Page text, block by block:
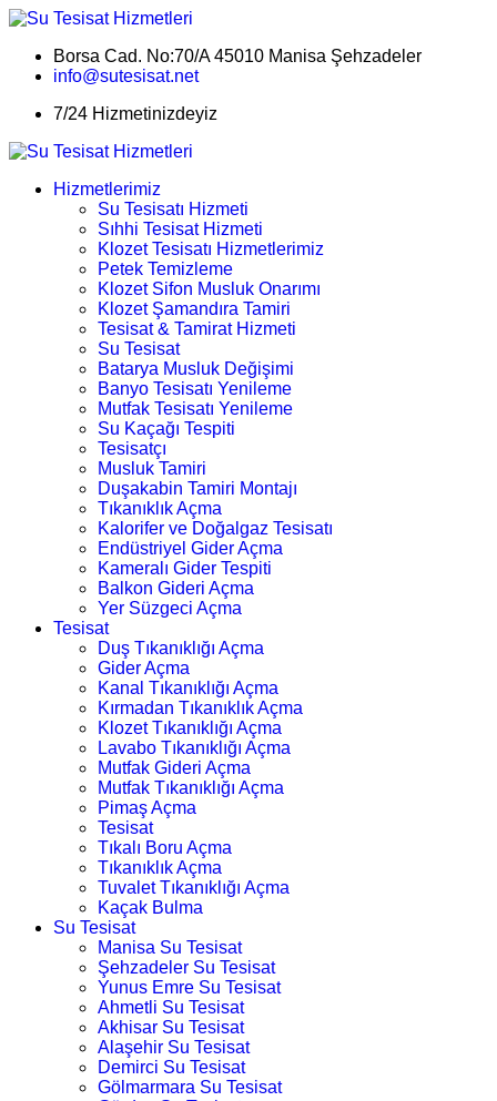
Borsa Cad. No:70/A 45010 Manisa Şehzadeler
info@sutesisat.net
7/24 Hizmetinizdeyiz
Hizmetlerimiz
Su Tesisatı Hizmeti
Sıhhi Tesisat Hizmeti
Klozet Tesisatı Hizmetlerimiz
Petek Temizleme
Klozet Sifon Musluk Onarımı
Klozet Şamandıra Tamiri
Tesisat & Tamirat Hizmeti
Su Tesisat
Batarya Musluk Değişimi
Banyo Tesisatı Yenileme
Mutfak Tesisatı Yenileme
Su Kaçağı Tespiti
Tesisatçı
Musluk Tamiri
Duşakabin Tamiri Montajı
Tıkanıklık Açma
Kalorifer ve Doğalgaz Tesisatı
Endüstriyel Gider Açma
Kameralı Gider Tespiti
Balkon Gideri Açma
Yer Süzgeci Açma
Tesisat
Duş Tıkanıklığı Açma
Gider Açma
Kanal Tıkanıklığı Açma
Kırmadan Tıkanıklık Açma
Klozet Tıkanıklığı Açma
Lavabo Tıkanıklığı Açma
Mutfak Gideri Açma
Mutfak Tıkanıklığı Açma
Pimaş Açma
Tesisat
Tıkalı Boru Açma
Tıkanıklık Açma
Tuvalet Tıkanıklığı Açma
Kaçak Bulma
Su Tesisat
Manisa Su Tesisat
Şehzadeler Su Tesisat
Yunus Emre Su Tesisat
Ahmetli Su Tesisat
Akhisar Su Tesisat
Alaşehir Su Tesisat
Demirci Su Tesisat
Gölmarmara Su Tesisat